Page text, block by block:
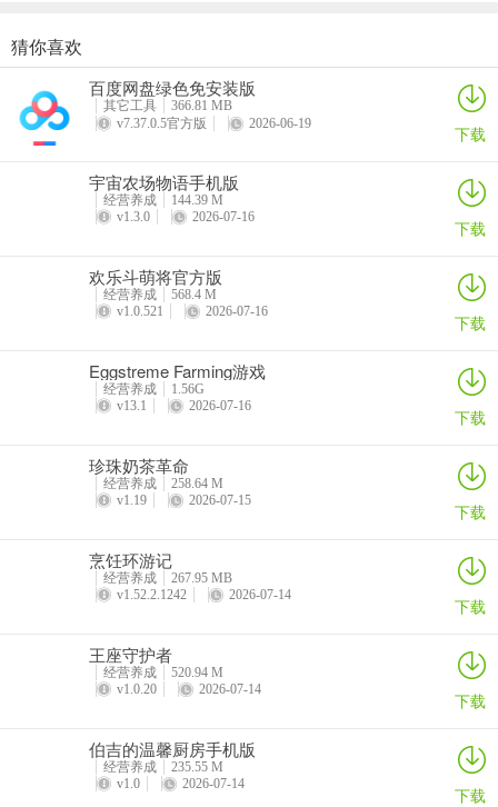
珍珠奶茶革命
详情
烹饪环游记
详情
王座守护者
伯吉的温馨厨房手机版
猜你喜欢
百度网盘绿色免安装版
其它工具
366.81 MB
v7.37.0.5官方版
2026-06-19 下载
宇宙农场物语手机版
经营养成
144.39 M
v1.3.0
2026-07-16 下载
欢乐斗萌将官方版
经营养成
568.4 M
v1.0.521
2026-07-16 下载
Eggstreme Farming游戏
经营养成
1.56G
v13.1
2026-07-16 下载
珍珠奶茶革命
经营养成
258.64 M
v1.19
2026-07-15 下载
烹饪环游记
经营养成
267.95 MB
v1.52.2.1242
2026-07-14 下载
王座守护者
经营养成
520.94 M
v1.0.20
2026-07-14 下载
伯吉的温馨厨房手机版
经营养成
235.55 M
v1.0
2026-07-14 下载